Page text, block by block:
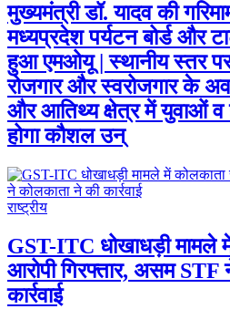
मुख्यमंत्री डॉ. यादव की
मध्यप्रदेश पर्यटन बोर्ड और
हुआ एमओयू | स्थानीय स्तर
रोजगार और स्वरोजगार के
और आतिथ्य क्षेत्र में युवाओं व
होगा कौशल उन्
राष्ट्रीय
GST-ITC धोखाधड़ी मामले
आरोपी गिरफ्तार, असम
कार्रवाई